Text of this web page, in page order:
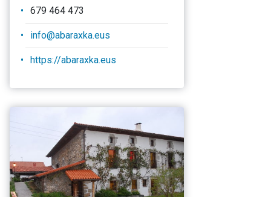
679 464 473
info@abaraxka.eus
https://abaraxka.eus